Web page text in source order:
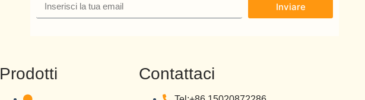
Inviare
Prodotti Contattaci